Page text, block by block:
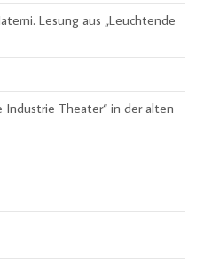
Lesung aus „Leuchtende
Theater“ in der alten